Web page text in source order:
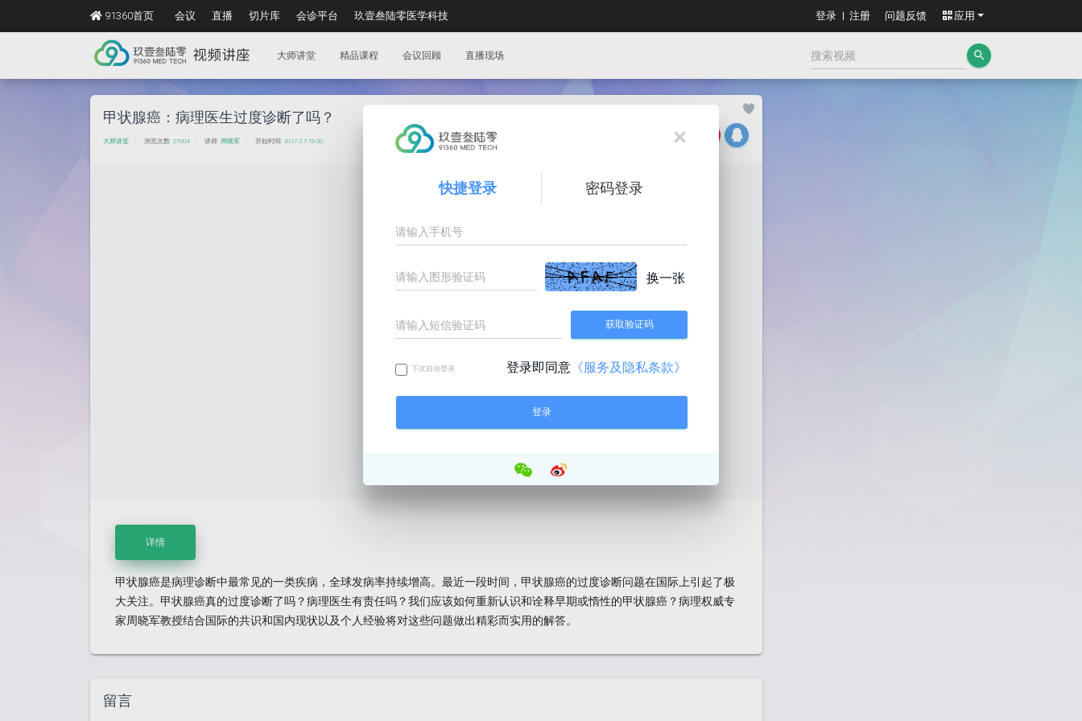
91360首页 会议 直播 切片库 会诊平台 玖壹叁陆零医学科技 登录 注册 问题反馈 应用
×
快捷登录 密码登录
换一张
获取验证码
下次自动登录 登录即同意 《服务及隐私条款》
大师讲堂 精品课程 会议回顾 直播现场 search
甲状腺癌：病理医生过度诊断了吗？
大师讲堂 浏览次数: 27004 讲师: 周晓军 开始时间: 2017.3.7 19:30
详情
甲状腺癌是病理诊断中最常见的一类疾病，全球发病率持续增高。最近一段时间，甲状腺癌的过度诊断问题在国际上引起了极
大关注。甲状腺癌真的过度诊断了吗？病理医生有责任吗？我们应该如何重新认识和诠释早期或惰性的甲状腺癌？病理权威专
家周晓军教授结合国际的共识和国内现状以及个人经验将对这些问题做出精彩而实用的解答。
留言